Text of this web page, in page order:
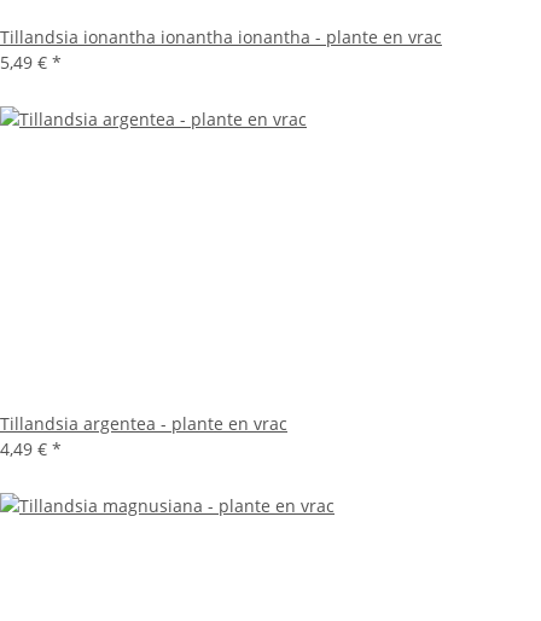
Tillandsia ionantha ionantha ionantha - plante en vrac
5,49 € *
Tillandsia argentea - plante en vrac
4,49 € *